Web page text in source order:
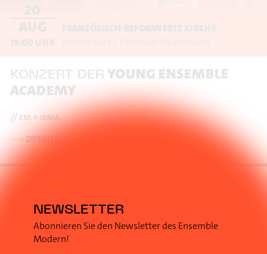
NEWSLETTER
Abonnieren Sie den Newsletter des Ensemble
Modern!
20
AUG
19.00 UHR
FRANZÖSISCH-REFORMIERTE KIRCHE
Herrnstraße 43 Offenbach (Deutschland)
KONZERT DER YOUNG ENSEMBLE
ACADEMY
// em + iema
⟶DETAILS